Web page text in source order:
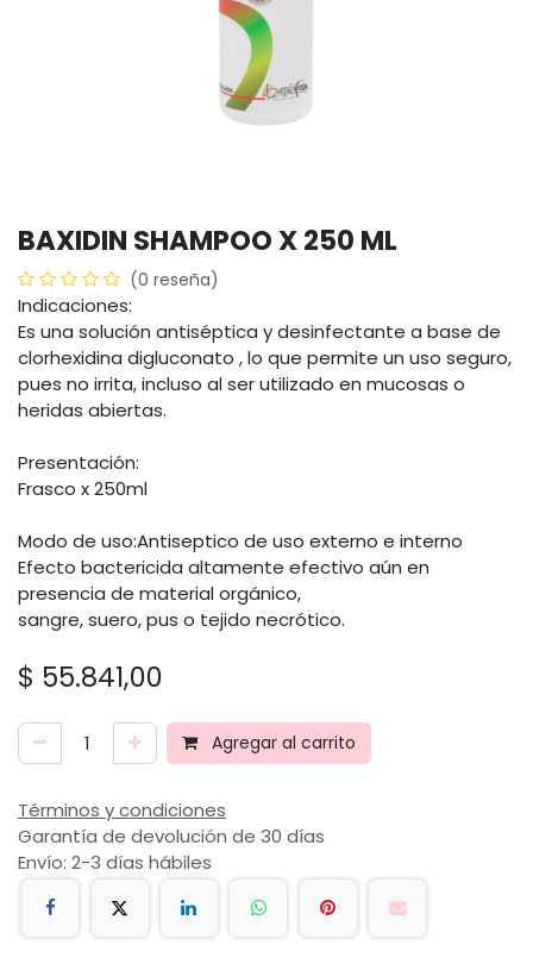
BAXIDIN SHAMPOO X 250 ML
(0 reseña)
Indicaciones:
Es una solución antiséptica y desinfectante a base de
clorhexidina digluconato , lo que permite un uso seguro,
pues no irrita, incluso al ser utilizado en mucosas o
heridas abiertas.
Presentación:
Frasco x 250ml
Modo de uso:Antiseptico de uso externo e interno
Efecto bactericida altamente efectivo aún en
presencia de material orgánico,
sangre, suero, pus o tejido necrótico.
$ 55.841,00
Agregar al carrito
Términos y condiciones
Garantía de devolución de 30 días
Envío: 2-3 días hábiles